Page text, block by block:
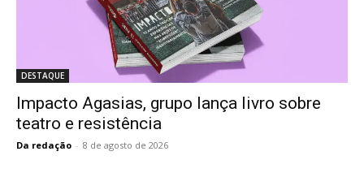
DESTAQUE
Impacto Agasias, grupo lança livro sobre
teatro e resistência
Da redação - 8 de agosto de 2026